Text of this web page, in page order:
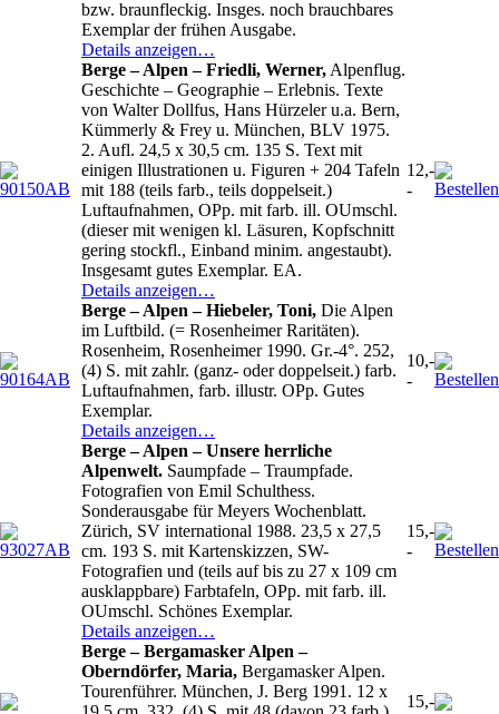
bzw. braunfleckig. Insges. noch brauchbares
Exemplar der frühen Ausgabe.
Details anzeigen…
Berge – Alpen – Friedli, Werner, Alpenflug.
Geschichte – Geographie – Erlebnis. Texte
von Walter Dollfus, Hans Hürzeler u.a. Bern,
Kümmerly & Frey u. München, BLV 1975.
2. Aufl. 24,5 x 30,5 cm. 135 S. Text mit
einigen Illustrationen u. Figuren + 204 Tafeln
mit 188 (teils farb., teils doppelseit.)
Luftaufnahmen, OPp. mit farb. ill. OUmschl.
(dieser mit wenigen kl. Läsuren, Kopfschnitt
gering stockfl., Einband minim. angestaubt).
Insgesamt gutes Exemplar. EA.
Details anzeigen…
12,-
-
Berge – Alpen – Hiebeler, Toni, Die Alpen
im Luftbild. (= Rosenheimer Raritäten).
Rosenheim, Rosenheimer 1990. Gr.-4°. 252,
(4) S. mit zahlr. (ganz- oder doppelseit.) farb.
Luftaufnahmen, farb. illustr. OPp. Gutes
Exemplar.
Details anzeigen…
10,-
-
Berge – Alpen – Unsere herrliche
Alpenwelt. Saumpfade – Traumpfade.
Fotografien von Emil Schulthess.
Sonderausgabe für Meyers Wochenblatt.
Zürich, SV international 1988. 23,5 x 27,5
cm. 193 S. mit Kartenskizzen, SW-
Fotografien und (teils auf bis zu 27 x 109 cm
ausklappbare) Farbtafeln, OPp. mit farb. ill.
OUmschl. Schönes Exemplar.
Details anzeigen…
15,-
-
Berge – Bergamasker Alpen –
Oberndörfer, Maria, Bergamasker Alpen.
Tourenführer. München, J. Berg 1991. 12 x
15,-